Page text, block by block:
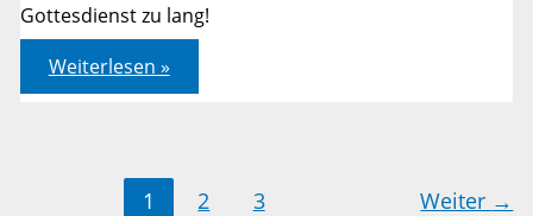
Gottesdienst zu lang!
Psalm
071
Weiterlesen »
1 2 3 Weiter →